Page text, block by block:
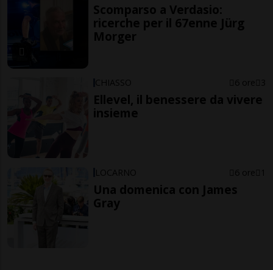
Scomparso a Verdasio:
ricerche per il 67enne Jürg
Morger
CHIASSO 6 ore 3
Ellevel, il benessere da vivere
insieme
LOCARNO 6 ore 1
Una domenica con James
Gray